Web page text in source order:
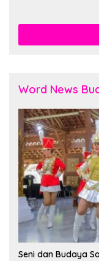
Word News
Seni dan Budaya